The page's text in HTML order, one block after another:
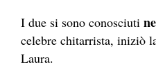
I due si sono conosciuti
celebre chitarrista, iniziò
Laura.